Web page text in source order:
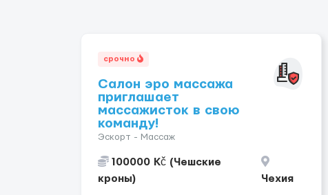
срочно
Салон эро массажа
приглашает
массажисток в свою
команду!
Эскорт - Массаж
100000 Kč (Чешские
кроны)
Чехия